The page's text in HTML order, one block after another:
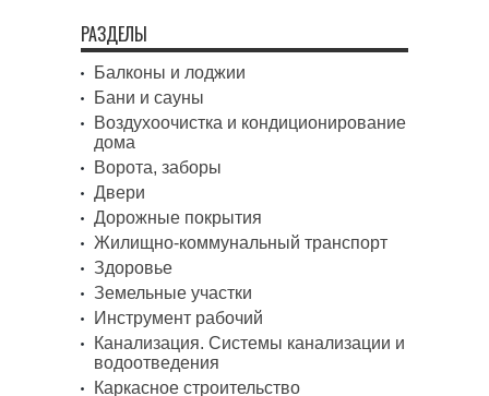
РАЗДЕЛЫ
Балконы и лоджии
Бани и сауны
Воздухоочистка и кондиционирование
дома
Ворота, заборы
Двери
Дорожные покрытия
Жилищно-коммунальный транспорт
Здоровье
Земельные участки
Инструмент рабочий
Канализация. Системы канализации и
водоотведения
Каркасное строительство